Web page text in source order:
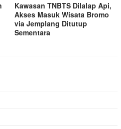
Kawasan TNBTS Dilalap Api,
Akses Masuk Wisata Bromo
via Jemplang Ditutup
Sementara